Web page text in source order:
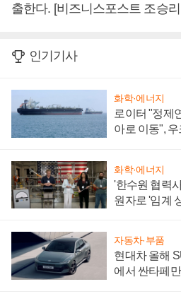
출한다. [비즈니스포스트 조승
인기기사
화학·에너지
로이터 "정제
아로 이동",
화학·에너지
'한수원 협력
원자로 '임계
자동차·부품
현대차 올해
에서 싼타페